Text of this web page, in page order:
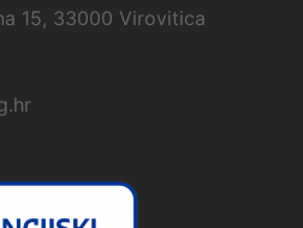
15, 33000 Virovitica